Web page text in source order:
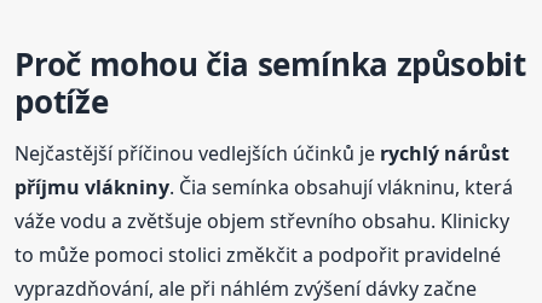
Proč mohou čia semínka způsobit
potíže
Nejčastější příčinou vedlejších účinků je rychlý nárůst
příjmu vlákniny. Čia semínka obsahují vlákninu, která
váže vodu a zvětšuje objem střevního obsahu. Klinicky
to může pomoci stolici změkčit a podpořit pravidelné
vyprazdňování, ale při náhlém zvýšení dávky začne